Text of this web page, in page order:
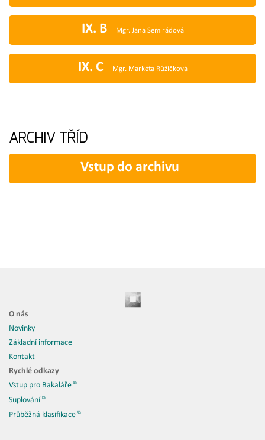
IX. B Mgr. Jana Semirádová
IX. C Mgr. Markéta Růžičková
ARCHIV TŘÍD
Vstup do archivu
O nás
Novinky
Základní informace
Kontakt
Rychlé odkazy
Vstup pro Bakaláře
Suplování
Průběžná klasifikace